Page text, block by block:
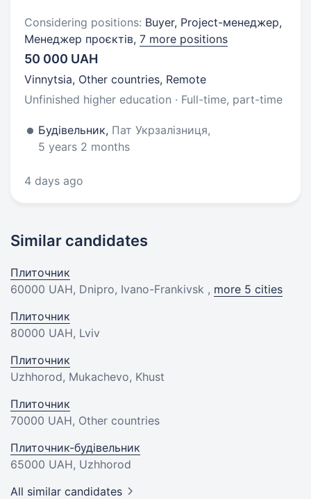
Considering positions: Buyer, Project-менеджер,
Менеджер проєктів, 7 more positions
50 000 UAH
Vinnytsia, Other countries, Remote
Unfinished higher education · Full-time, part-time
Будівельник, Пат Укрзалізниця,
5 years 2 months
4 days ago
Similar candidates
Плиточник
60000 UAH, Dnipro, Ivano-Frankivsk , more 5 cities
Плиточник
80000 UAH, Lviv
Плиточник
Uzhhorod, Mukachevo, Khust
Плиточник
70000 UAH, Other countries
Плиточник-будівельник
65000 UAH, Uzhhorod
All similar candidates